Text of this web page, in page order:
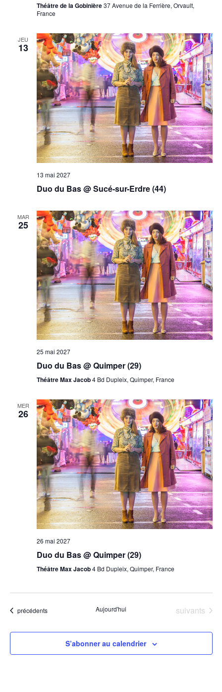
Théâtre de la Gobinière37 Avenue de la Ferrière, Orvault,
France
JEU
13
13 mai 2027
Duo du Bas @ Sucé-sur-Erdre (44)
MAR
25
25 mai 2027
Duo du Bas @ Quimper (29)
Théâtre Max Jacob4 Bd Dupleix, Quimper, France
MER
26
26 mai 2027
Duo du Bas @ Quimper (29)
Théâtre Max Jacob4 Bd Dupleix, Quimper, France
Évènements
précédents Aujourd'hui Évènements
suivants
S’abonner au calendrier